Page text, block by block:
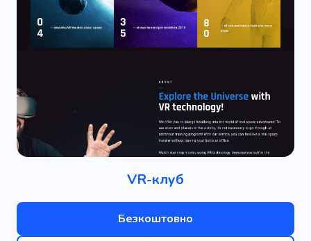
VR-клуб
Безкоштовно